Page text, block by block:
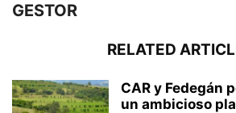
GESTOR
RELATED
CAR y Fedegán
un ambicioso